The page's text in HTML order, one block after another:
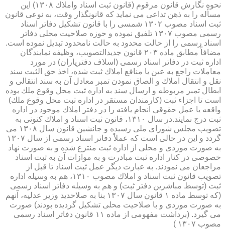
نحوه نگارش قانون مرقوم (قانون ثبت اسناد واملاك ۱۳۰۸) این
مسأله را به ذهن تداعی می نماید كه قانونگذار وقت، به نوعی قانون
ثبت اسناد مصوب ۱۳۰۲ شمسی را با قانون تشكیل دفاتر اسناد
رسمی مصوب ۱۳۰۷ تلفیق نموده و حوزه صلاحیت محلی دفاتر
اسناد رسمی را از حالت محدود به حالت نامحدود تبدیل نموده است.
مضافاً مطابق ماده ۲۰۳ قانون جدیدالتصویب، وظیفه نمایندگان
اداره ثبت در دفاتر اسناد رسمی (اسلاف دفتریاران) در مورد
معاملات راجع به عین یا منافع املاك ثبت شده، اخذ حق الثبت سند
نقل و انتقال املاك و الصاق نمودن تمبر معادل آن به سند انتقالی و
ابطال تمبر مربوطه و ارسال سند به اداره ثبت محل وقوع ملك بوده
است تا اجزاء ثبت (كارمندان مستقر در اداره ثبت محل وقوع ملك)
واقعه یا عمل حقوقی انجام یافته را در دفتر املاك موجود در اداره
ثبت درج نمایند.در سال ۱۳۱۰، قانون ثبت اسناد و املاك كنونی به
تصویب مجلس شورای ملی رسیده و جانشین قانون سال ۱۳۰۸ می
گردد و این در حالی است كه عملاً دفاتر اسناد رسمی از سال ۱۳۰۷
به صورت موردی و محلی از اداره ثبت منتزع شده و به صورت نهاد
خصوصی در كنار اداره ثبت مبادرت و به موازات آن به ثبت اسناد
مراجعان می نمودند. به عبارت دیگر عمل ثبت اسناد تا قبل از
تصویب قانون ثبت اسناد و املاك مصوب ۱۳۱۰، هم به وسیله اداره
ثبت (توسط مباشرین دفتر ثبت) و هم به وسیله دفاتر اسناد رسمی
(كه توسط ماده ۱ قانون سال ۱۳۰۷ بنا به صلاحدید وزیر عدلیه، آنهم
به صورت موردی و با صلاحیت محلی تشكیل گردیده بودند) صورت
می گیرد. (برداشت مفهومی از ماده ۱۱ قانون دفاتر اسناد رسمی
مصوب ۱۳۰۷ )